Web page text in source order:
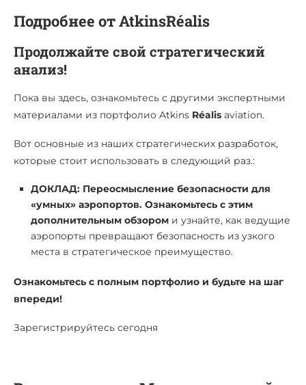
Подробнее отAtkinsRéalis
Продолжайте свой стратегический
анализ!
Пока вы здесь, ознакомьтесь с другими экспертными
материалами из портфолио Atkins Réalis aviation.
Вот основные из наших стратегических разработок,
которые стоит использовать в следующий раз.:
ДОКЛАД: Переосмысление безопасности для
«умных» аэропортов. Ознакомьтесь с этим
дополнительным обзором и узнайте, как ведущие
аэропорты превращают безопасность из узкого
места в стратегическое преимущество.
Ознакомьтесь с полным портфолио и будьте на шаг
впереди!
Зарегистрируйтесь сегодня